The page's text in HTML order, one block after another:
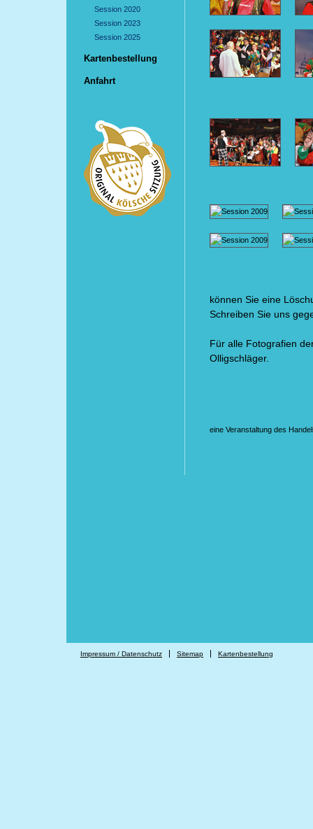
Session 2020
Session 2023
Session 2025
Kartenbestellung
Anfahrt
können Sie eine
Schreiben Sie uns
Für alle Fotografien
Olligschläger.
eine Veranstaltung des
Impressum / Datenschutz Sitemap Kartenbestellung